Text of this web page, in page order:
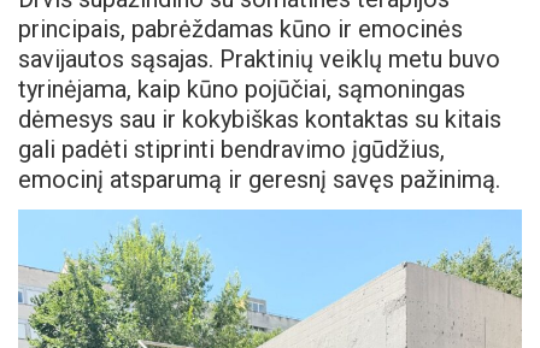
principais, pabrėždamas kūno ir emocinės
savijautos sąsajas. Praktinių veiklų metu buvo
tyrinėjama, kaip kūno pojūčiai, sąmoningas
dėmesys sau ir kokybiškas kontaktas su kitais
gali padėti stiprinti bendravimo įgūdžius,
emocinį atsparumą ir geresnį savęs pažinimą.